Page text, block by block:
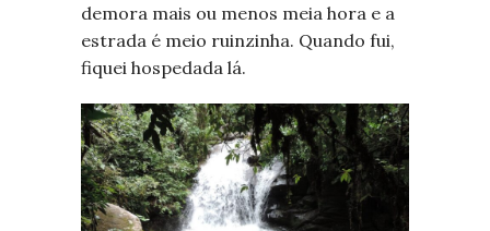
demora mais ou menos meia hora e a
estrada é meio ruinzinha. Quando fui,
fiquei hospedada lá.